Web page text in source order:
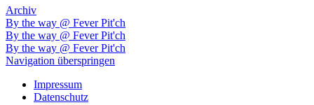
Archiv
By the way @ Fever Pit'ch
By the way @ Fever Pit'ch
By the way @ Fever Pit'ch
Navigation überspringen
Impressum
Datenschutz